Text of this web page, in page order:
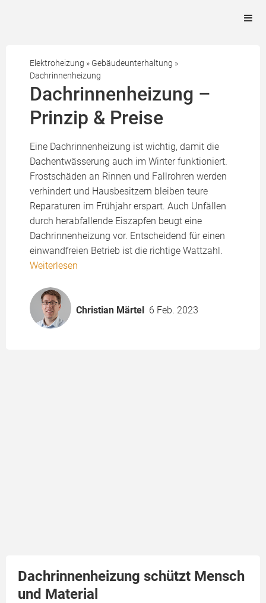
Elektroheizung » Gebäudeunterhaltung »
Dachrinnenheizung
Dachrinnenheizung –
Prinzip & Preise
Eine Dachrinnenheizung ist wichtig, damit die
Dachentwässerung auch im Winter funktioniert.
Frostschäden an Rinnen und Fallrohren werden
verhindert und Hausbesitzern bleiben teure
Reparaturen im Frühjahr erspart. Auch Unfällen
durch herabfallende Eiszapfen beugt eine
Dachrinnenheizung vor. Entscheidend für einen
einwandfreien Betrieb ist die richtige Wattzahl.
Weiterlesen
Christian Märtel 6 Feb. 2023
Dachrinnenheizung schützt Mensch
und Material